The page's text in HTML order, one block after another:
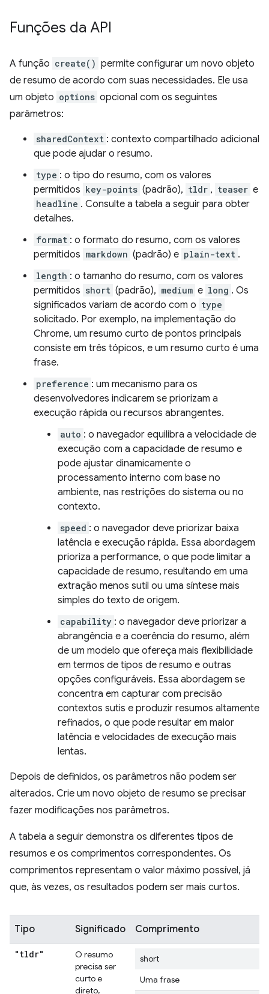
Funções da API
A função create() permite configurar um novo objeto
de resumo de acordo com suas necessidades. Ele usa
um objeto options opcional com os seguintes
parâmetros:
sharedContext : contexto compartilhado adicional
que pode ajudar o resumo.
type : o tipo do resumo, com os valores
permitidos key-points (padrão), tldr , teaser e
headline . Consulte a tabela a seguir para obter
detalhes.
format : o formato do resumo, com os valores
permitidos markdown (padrão) e plain-text .
length : o tamanho do resumo, com os valores
permitidos short (padrão), medium e long . Os
significados variam de acordo com o type
solicitado. Por exemplo, na implementação do
Chrome, um resumo curto de pontos principais
consiste em três tópicos, e um resumo curto é uma
frase.
preference : um mecanismo para os
desenvolvedores indicarem se priorizam a
execução rápida ou recursos abrangentes.
auto : o navegador equilibra a velocidade de
execução com a capacidade de resumo e
pode ajustar dinamicamente o
processamento interno com base no
ambiente, nas restrições do sistema ou no
contexto.
speed : o navegador deve priorizar baixa
latência e execução rápida. Essa abordagem
prioriza a performance, o que pode limitar a
capacidade de resumo, resultando em uma
extração menos sutil ou uma síntese mais
simples do texto de origem.
capability : o navegador deve priorizar a
abrangência e a coerência do resumo, além
de um modelo que ofereça mais flexibilidade
em termos de tipos de resumo e outras
opções configuráveis. Essa abordagem se
concentra em capturar com precisão
contextos sutis e produzir resumos altamente
refinados, o que pode resultar em maior
latência e velocidades de execução mais
lentas.
Depois de definidos, os parâmetros não podem ser
alterados. Crie um novo objeto de resumo se precisar
fazer modificações nos parâmetros.
A tabela a seguir demonstra os diferentes tipos de
resumos e os comprimentos correspondentes. Os
comprimentos representam o valor máximo possível, já
que, às vezes, os resultados podem ser mais curtos.
Tipo Significado Comprimento
"tldr"
O resumo
precisa ser
curto e
direto,
short
Uma frase